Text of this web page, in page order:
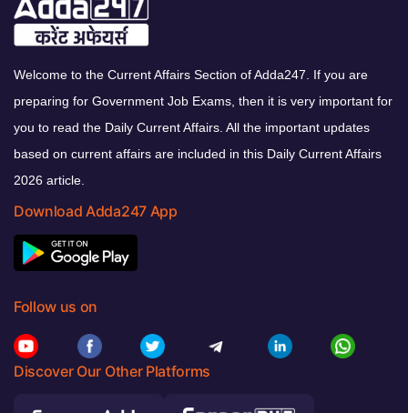
Welcome to the Current Affairs Section of Adda247. If you are
preparing for Government Job Exams, then it is very important for
you to read the Daily Current Affairs. All the important updates
based on current affairs are included in this Daily Current Affairs
2026 article.
Download Adda247 App
Follow us on
Discover Our Other Platforms